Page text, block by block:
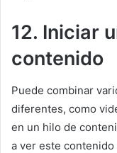
12. Iniciar
contenido
Puede combinar
diferentes, como
en un hilo de
a ver este